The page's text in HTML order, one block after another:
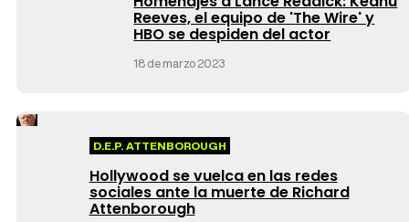
Reeves, el equipo de 'The Wire' y
HBO se despiden del actor
18 de marzo 2023
D.E.P. ATTENBOROUGH
Hollywood se vuelca en las redes
sociales ante la muerte de Richard
Attenborough